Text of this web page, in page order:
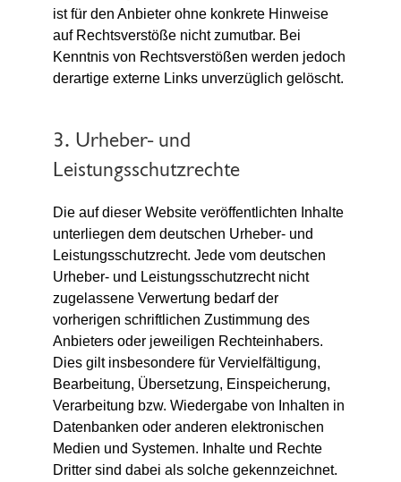
ist für den Anbieter ohne konkrete Hinweise
auf Rechtsverstöße nicht zumutbar. Bei
Kenntnis von Rechtsverstößen werden jedoch
derartige externe Links unverzüglich gelöscht.
3. Urheber- und
Leistungsschutzrechte
Die auf dieser Website veröffentlichten Inhalte
unterliegen dem deutschen Urheber- und
Leistungsschutzrecht. Jede vom deutschen
Urheber- und Leistungsschutzrecht nicht
zugelassene Verwertung bedarf der
vorherigen schriftlichen Zustimmung des
Anbieters oder jeweiligen Rechteinhabers.
Dies gilt insbesondere für Vervielfältigung,
Bearbeitung, Übersetzung, Einspeicherung,
Verarbeitung bzw. Wiedergabe von Inhalten in
Datenbanken oder anderen elektronischen
Medien und Systemen. Inhalte und Rechte
Dritter sind dabei als solche gekennzeichnet.